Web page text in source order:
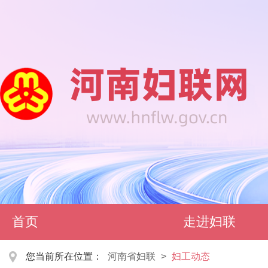
首页 走进妇联
您当前所在位置： 河南省妇联 > 妇工动态